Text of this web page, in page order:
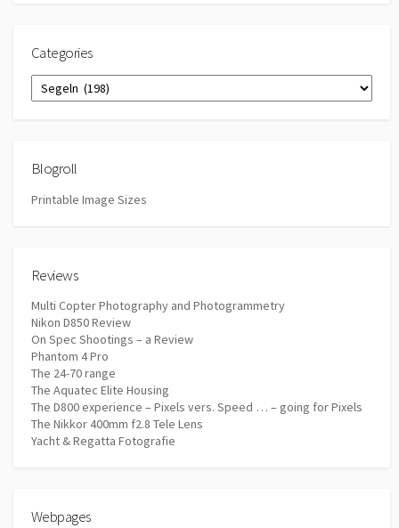
Categories
Categories
Blogroll
Printable Image Sizes
Reviews
Multi Copter Photography and Photogrammetry
Nikon D850 Review
On Spec Shootings – a Review
Phantom 4 Pro
The 24-70 range
The Aquatec Elite Housing
The D800 experience – Pixels vers. Speed … – going for Pixels
The Nikkor 400mm f2.8 Tele Lens
Yacht & Regatta Fotografie
Webpages